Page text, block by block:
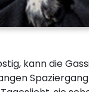
kann die